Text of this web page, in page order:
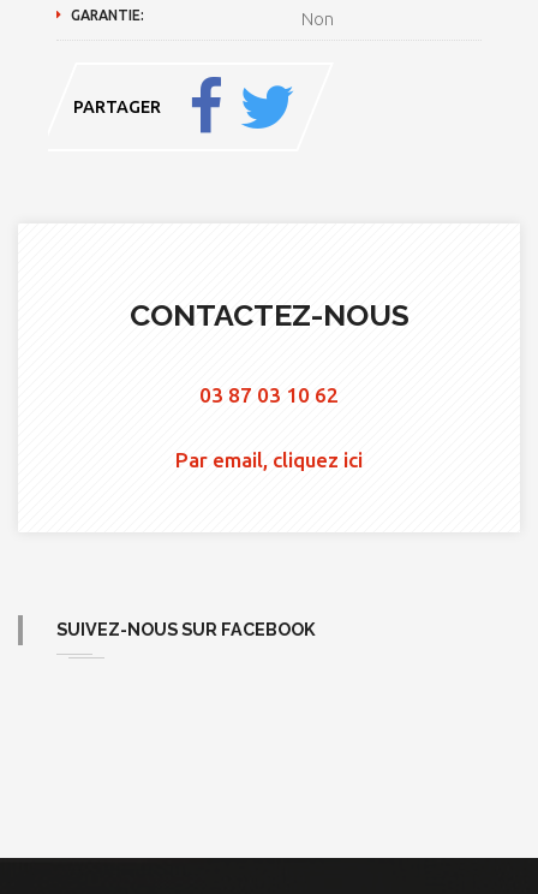
GARANTIE: Non
PARTAGER
CONTACTEZ-NOUS
03 87 03 10 62
Par email, cliquez ici
SUIVEZ-NOUS SUR FACEBOOK